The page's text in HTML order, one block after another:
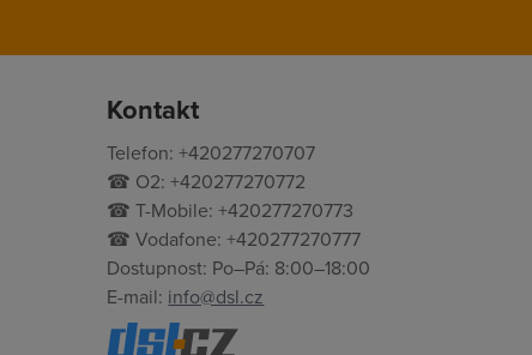
Kontakt
Telefon: +420277270707
☎ O2: +420277270772
☎ T-Mobile: +420277270773
☎ Vodafone: +420277270777
Dostupnost: Po–Pá: 8:00–18:00
E-mail: info@dsl.cz